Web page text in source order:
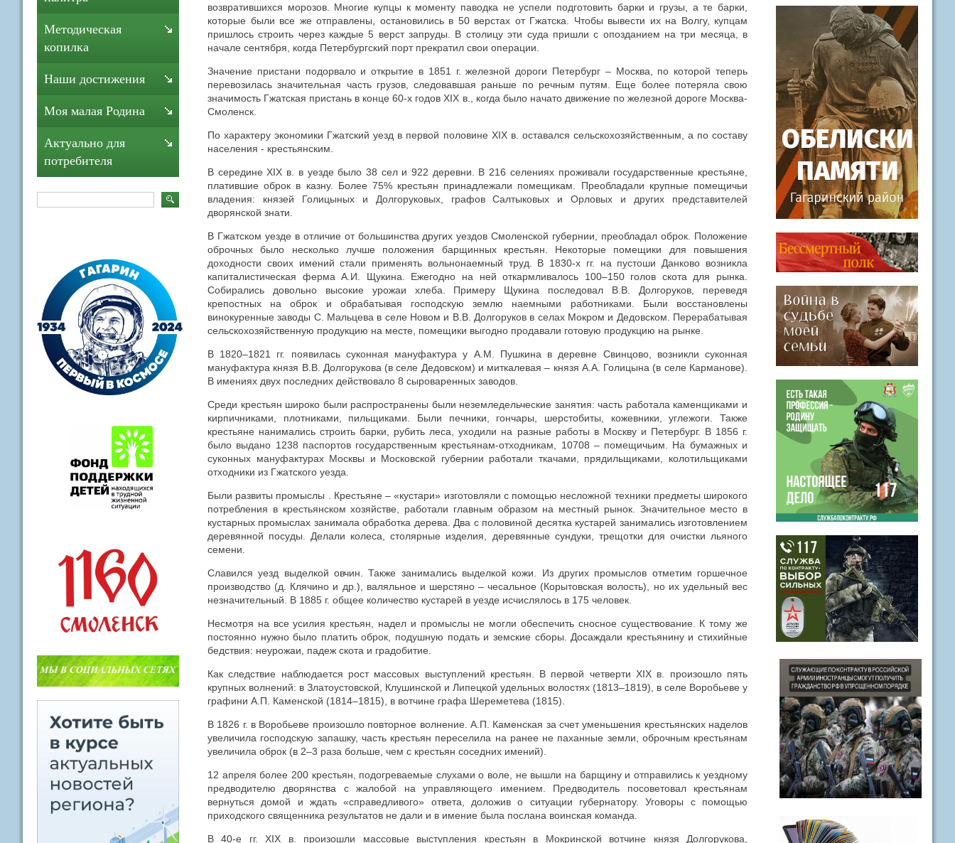
возвратившихся морозов. Многие купцы к моменту паводка не успели подготовить барки и грузы, а те барки,
которые были все же отправлены, остановились в 50 верстах от Гжатска. Чтобы вывести их на Волгу, купцам
пришлось строить через каждые 5 верст запруды. В столицу эти суда пришли с опозданием на три месяца, в
начале сентября, когда Петербургский порт прекратил свои операции.
Значение пристани подорвало и открытие в 1851 г. железной дороги Петербург – Москва, по которой теперь
перевозилась значительная часть грузов, следовавшая раньше по речным путям. Еще более потеряла свою
значимость Гжатская пристань в конце 60-х годов XIX в., когда было начато движение по железной дороге Москва-
Смоленск.
По характеру экономики Гжатский уезд в первой половине XIX в. оставался сельскохозяйственным, а по составу
населения - крестьянским.
В середине XIX в. в уезде было 38 сел и 922 деревни. В 216 селениях проживали государственные крестьяне,
платившие оброк в казну. Более 75% крестьян принадлежали помещикам. Преобладали крупные помещичьи
владения: князей Голицыных и Долгоруковых, графов Салтыковых и Орловых и других представителей
дворянской знати.
В Гжатском уезде в отличие от большинства других уездов Смоленской губернии, преобладал оброк. Положение
оброчных было несколько лучше положения барщинных крестьян. Некоторые помещики для повышения
доходности своих имений стали применять вольнонаемный труд. В 1830-х гг. на пустоши Данково возникла
капиталистическая ферма А.И. Щукина. Ежегодно на ней откармливалось 100–150 голов скота для рынка.
Собирались довольно высокие урожаи хлеба. Примеру Щукина последовал В.В. Долгоруков, переведя
крепостных на оброк и обрабатывая господскую землю наемными работниками. Были восстановлены
винокуренные заводы С. Мальцева в селе Новом и В.В. Долгоруков в селах Мокром и Дедовском. Перерабатывая
сельскохозяйственную продукцию на месте, помещики выгодно продавали готовую продукцию на рынке.
В 1820–1821 гг. появилась суконная мануфактура у А.М. Пушкина в деревне Свинцово, возникли суконная
мануфактура князя В.В. Долгорукова (в селе Дедовском) и миткалевая – князя А.А. Голицына (в селе Карманове).
В имениях двух последних действовало 8 сыроваренных заводов.
Среди крестьян широко были распространены были неземледельческие занятия: часть работала каменщиками и
кирпичниками, плотниками, пильщиками. Были печники, гончары, шерстобиты, кожевники, углежоги. Также
крестьяне нанимались строить барки, рубить леса, уходили на разные работы в Москву и Петербург. В 1856 г.
было выдано 1238 паспортов государственным крестьянам-отходникам, 10708 – помещичьим. На бумажных и
суконных мануфактурах Москвы и Московской губернии работали ткачами, прядильщиками, колотильщиками
отходники из Гжатского уезда.
Были развиты промыслы . Крестьяне – «кустари» изготовляли с помощью несложной техники предметы широкого
потребления в крестьянском хозяйстве, работали главным образом на местный рынок. Значительное место в
кустарных промыслах занимала обработка дерева. Два с половиной десятка кустарей занимались изготовлением
деревянной посуды. Делали колеса, столярные изделия, деревянные сундуки, трещотки для очистки льяного
семени.
Славился уезд выделкой овчин. Также занимались выделкой кожи. Из других промыслов отметим горшечное
производство (д. Клячино и др.), валяльное и шерстяно – чесальное (Корытовская волость), но их удельный вес
незначительный. В 1885 г. общее количество кустарей в уезде исчислялось в 175 человек.
Несмотря на все усилия крестьян, надел и промыслы не могли обеспечить сносное существование. К тому же
постоянно нужно было платить оброк, подушную подать и земские сборы. Досаждали крестьянину и стихийные
бедствия: неурожаи, падеж скота и градобитие.
Как следствие наблюдается рост массовых выступлений крестьян. В первой четверти XIX в. произошло пять
крупных волнений: в Златоустовской, Клушинской и Липецкой удельных волостях (1813–1819), в селе Воробьеве у
графини А.П. Каменской (1814–1815), в вотчине графа Шереметева (1815).
В 1826 г. в Воробьеве произошло повторное волнение. А.П. Каменская за счет уменьшения крестьянских наделов
увеличила господскую запашку, часть крестьян переселила на ранее не паханные земли, оброчным крестьянам
увеличила оброк (в 2–3 раза больше, чем с крестьян соседних имений).
12 апреля более 200 крестьян, подогреваемые слухами о воле, не вышли на барщину и отправились к уездному
предводителю дворянства с жалобой на управляющего имением. Предводитель посоветовал крестьянам
вернуться домой и ждать «справедливого» ответа, доложив о ситуации губернатору. Уговоры с помощью
приходского священника результатов не дали и в имение была послана воинская команда.
В 40-е гг. XIX в. произошли массовые выступления крестьян в Мокринской вотчине князя Долгорукова,
Методическая
копилка
Наши достижения
Моя малая Родина
Актуально для
потребителя